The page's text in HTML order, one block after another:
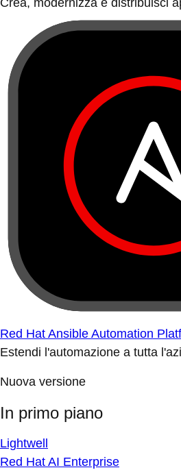
Crea, modernizza e distribuisci
Red Hat Ansible Automation
Estendi l'automazione a tutta
Nuova versione
In primo piano
Lightwell
Red Hat AI Enterprise